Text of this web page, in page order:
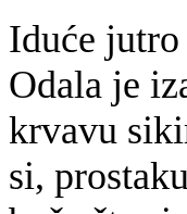
Iduće jutro
Odala je
krvavu
si,